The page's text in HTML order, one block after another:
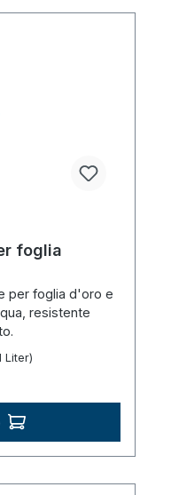
foglia
per foglia d'oro e
resistente
Liter)